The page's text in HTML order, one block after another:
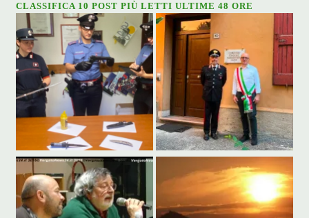
CLASSIFICA 10 POST PIÙ LETTI ULTIME 48 ORE